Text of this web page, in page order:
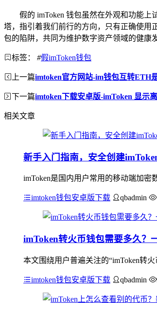
假的 imToken 钱包虽然在外观和功能
塔，指引着我们前行的方向，只有正确使用
包的陷阱，共同为维护数字资产领域的健康
标签： #假imToken钱包
上一篇imtoken官方网站-im钱包互转ETH
下一篇imtoken下载安卓版-imToken 显示
相关文章
新手入门指南，安全创建
imToken是国内用户常用的移动端加
imtoken钱包安卓版下载 qbadmin
imToken转火币钱包需要多久？
本文围绕用户普遍关注的“imToken转
imtoken钱包安卓版下载 qbadmin